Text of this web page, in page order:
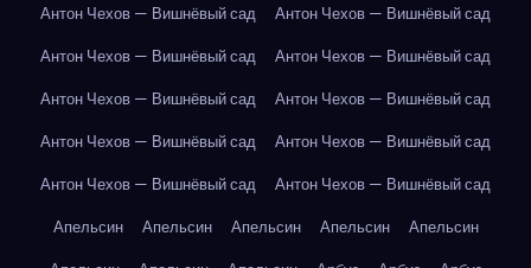
Антон Чехов — Вишнёвый сад
Антон Чехов — Вишнёвый сад
Антон Чехов — Вишнёвый сад
Антон Чехов — Вишнёвый сад
Антон Чехов — Вишнёвый сад
Антон Чехов — Вишнёвый сад
Антон Чехов — Вишнёвый сад
Антон Чехов — Вишнёвый сад
Антон Чехов — Вишнёвый сад
Антон Чехов — Вишнёвый сад
Апельсин
Апельсин Апельсин Апельсин
Апельсин